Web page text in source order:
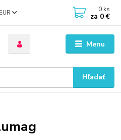
Menu
EUR
Hľadať
0 ks
za 0 €